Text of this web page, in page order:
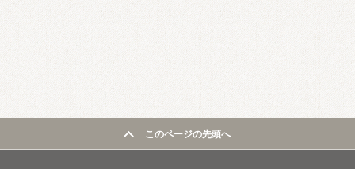
このページの先頭へ